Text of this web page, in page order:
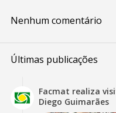
Nenhum comentário
Últimas publicações
Facmat realiza
Diego Guimarães